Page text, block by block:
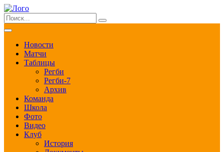
Новости
Матчи
Таблицы
Регби
Регби-7
Архив
Команда
Школа
Фото
Видео
Клуб
История